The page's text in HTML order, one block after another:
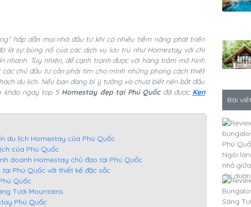
hấp dẫn mọi nhà đầu tư khi có nhiều tiềm năng phát triển
là sự bùng nổ của các dịch vụ lưu trú như Homestay với chi
nhanh. Tuy nhiên, để cạnh tranh được với hàng trăm mô hình
chủ đầu tư cần phải tìm cho mình những phong cách thiết
du lịch. Nếu bạn đang bí ý tưởng và chưa biết nên bắt đầu
khảo ngay top 5 Homestay đẹp tại Phú Quốc đã được Ken
du lịch Homestay của Phú Quốc
của Phú Quốc
doanh Homestay chủ đạo tại Phú Quốc
Phú Quốc với thiết kế đặc sắc
Quốc
Tươi Mountains
Phú Quốc
Bài